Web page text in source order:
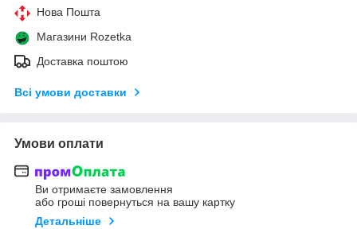
Нова Пошта
Магазини Rozetka
Доставка поштою
Всі умови доставки
Умови оплати
Ви отримаєте замовлення
або гроші повернуться на вашу картку
Детальніше